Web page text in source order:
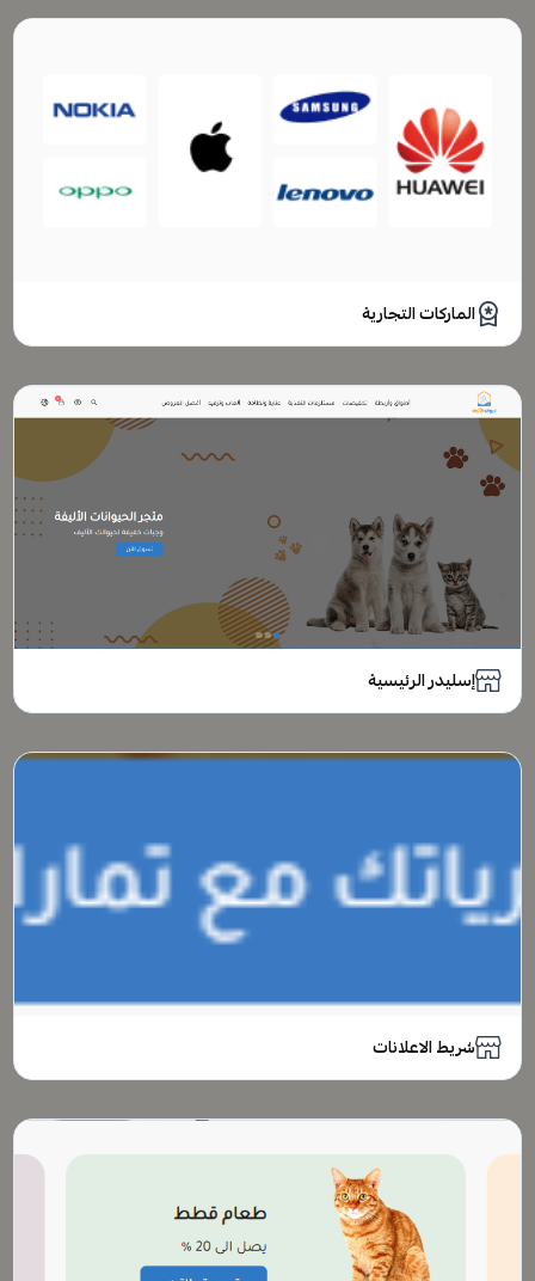
الماركات التجارية
إسليدر الرئيسية
شريط الاعلانات